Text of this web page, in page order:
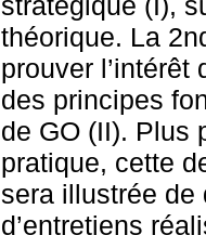
théorique. La
prouver l’intérêt
des principes
de GO (II). Plus
pratique, cette
sera illustrée de
d’entretiens